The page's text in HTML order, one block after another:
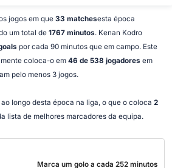
jogos em que 33 matchesesta época
um total de 1767 minutos. Kenan Kodro
por cada 90 minutos que em campo. Este
coloca-o em 46 de 538 jogadores em
pelo menos 3 jogos.
ao longo desta época na liga, o que o coloca 2
lista de melhores marcadores da equipa.
Marca um golo a cada 252 minutos